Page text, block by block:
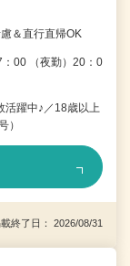
＆直行直帰OK
00 （夜勤）20：0
活躍中♪／18歳以上
）
終了日： 2026/08/31